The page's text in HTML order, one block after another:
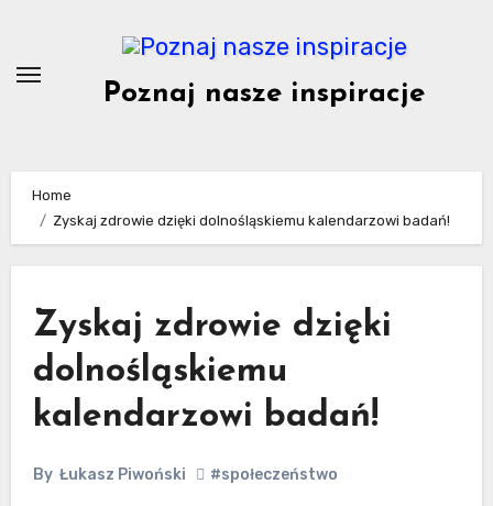
content
Poznaj nasze inspiracje
Home
Zyskaj zdrowie dzięki dolnośląskiemu kalendarzowi badań!
Zyskaj zdrowie dzięki
dolnośląskiemu
kalendarzowi badań!
By Łukasz Piwoński #społeczeństwo